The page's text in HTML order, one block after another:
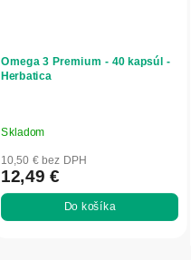
Omega 3 Premium - 40 kapsúl -
Herbatica
Skladom
10,50 € bez DPH
12,49 €
Do košíka